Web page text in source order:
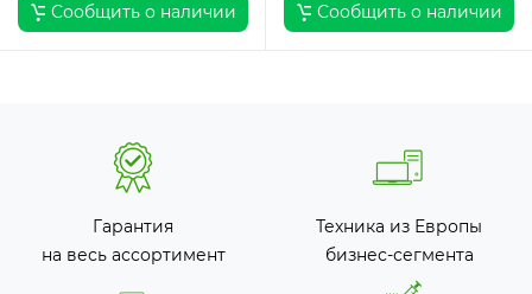
Сообщить о наличии Сообщить о наличии
Гарантия
на весь ассортимент
Техника из Европы
бизнес-сегмента